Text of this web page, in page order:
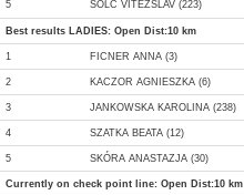
5 SOLC VITEZSLAV (223)
Best results LADIES: Open Dist:10 km
1 FICNER ANNA (3)
2 KACZOR AGNIESZKA (6)
3 JANKOWSKA KAROLINA (238)
4 SZATKA BEATA (12)
5 SKÓRA ANASTAZJA (30)
Currently on check point line: Open Dist:10 km